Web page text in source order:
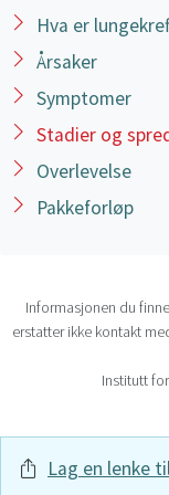
T2a –
T2b –
T3 – svulst
perikard),
phrenicus
svulst i
men som
separat
Hva er
Årsaker
Symptomer
Stadier og
Overlevelse
Pakkeforløp
Informasjonen du
erstatter ikke kontakt
Institutt
Lag en lenke